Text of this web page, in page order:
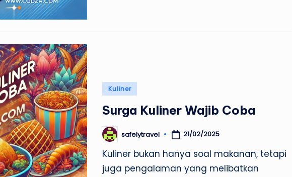
Posted
Kuliner
Surga Kuliner Wajib Coba
Posted
by
safelytravel 21/02/2025
Kuliner bukan hanya soal makanan, tetapi
juga pengalaman yang melibatkan